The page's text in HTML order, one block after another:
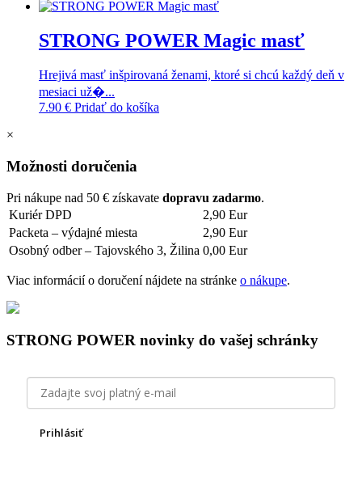
STRONG POWER Magic masť
Hrejivá masť inšpirovaná ženami, ktoré si chcú každý deň v
mesiaci už�...
7.90 € Pridať do košíka
×
Možnosti doručenia
Pri nákupe nad 50 € získavate dopravu zadarmo.
Kuriér DPD
2,90 Eur
Packeta – výdajné miesta
2,90 Eur
Osobný odber – Tajovského 3, Žilina 0,00 Eur
Viac informácií o doručení nájdete na stránke o nákupe.
STRONG POWER novinky do vašej schránky
Prihlásiť